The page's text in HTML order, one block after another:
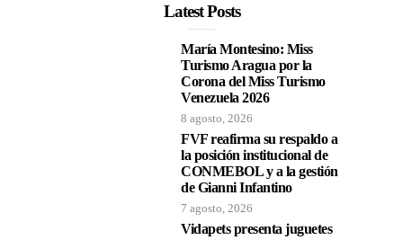
Latest Posts
María Montesino: Miss
Turismo Aragua por la
Corona del Miss Turismo
Venezuela 2026
8 agosto, 2026
FVF reafirma su respaldo a
la posición institucional de
CONMEBOL y a la gestión
de Gianni Infantino
7 agosto, 2026
Vidapets presenta juguetes